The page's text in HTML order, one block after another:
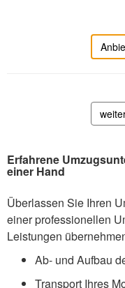
Erfahrene
einer Hand
Überlassen Sie Ihren
einer professionellen
Leistungen
Ab- und Aufbau
Transport Ihres